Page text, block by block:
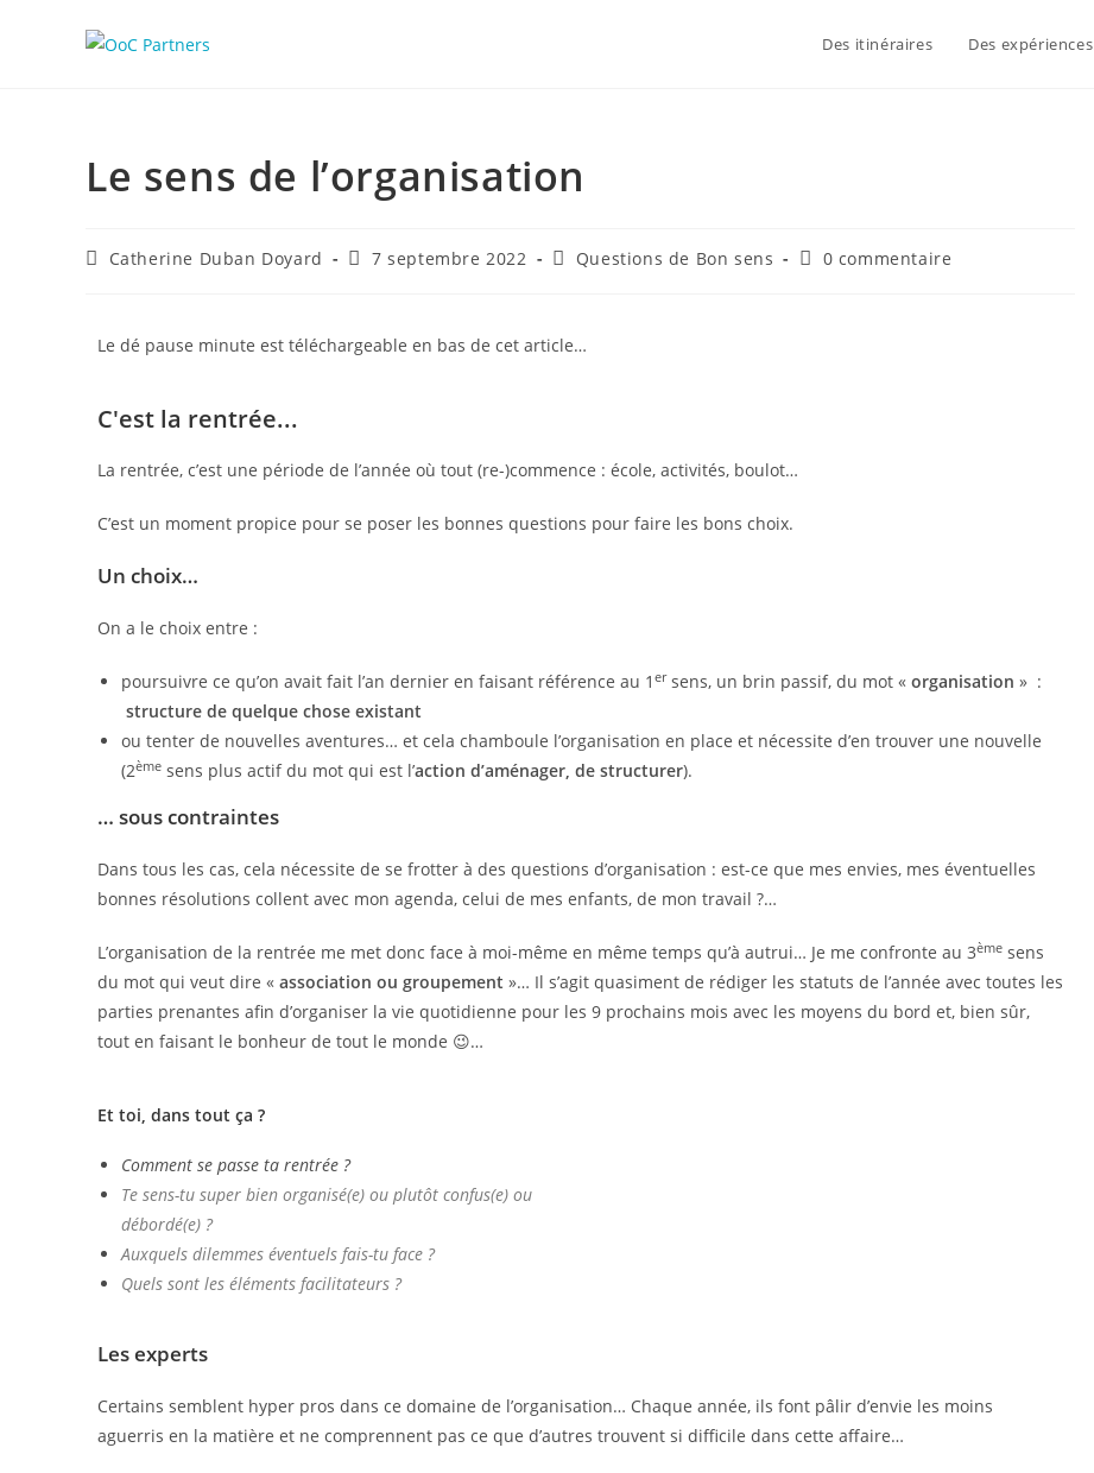
Des itinéraires Des expériences
Le sens de l’organisation
Catherine Duban Doyard 7 septembre 2022 Questions de Bon sens 0 commentaire
Le dé pause minute est téléchargeable en bas de cet article…
C'est la rentrée...
La rentrée, c’est une période de l’année où tout (re-)commence : école, activités, boulot…
C’est un moment propice pour se poser les bonnes questions pour faire les bons choix.
Un choix…
On a le choix entre :
poursuivre ce qu’on avait fait l’an dernier en faisant référence au 1 ersens, un brin passif, du mot « organisation » :
structure de quelque chose existant
ou tenter de nouvelles aventures… et cela chamboule l’organisation en place et nécessite d’en trouver une nouvelle
(2ème sens plus actif du mot qui est l’action d’aménager, de structurer).
… sous contraintes
Dans tous les cas, cela nécessite de se frotter à des questions d’organisation : est-ce que mes envies, mes éventuelles
bonnes résolutions collent avec mon agenda, celui de mes enfants, de mon travail ?…
L’organisation de la rentrée me met donc face à moi-même en même temps qu’à autrui… Je me confronte au 3ème sens
du mot qui veut dire « association ou groupement »… Il s’agit quasiment de rédiger les statuts de l’année avec toutes les
parties prenantes afin d’organiser la vie quotidienne pour les 9 prochains mois avec les moyens du bord et, bien sûr,
tout en faisant le bonheur de tout le monde 😉…
Et toi, dans tout ça ?
Comment se passe ta rentrée ?
Te sens-tu super bien organisé(e) ou plutôt confus(e) ou
débordé(e) ?
Auxquels dilemmes éventuels fais-tu face ?
Quels sont les éléments facilitateurs ?
Les experts
Certains semblent hyper pros dans ce domaine de l’organisation… Chaque année, ils font pâlir d’envie les moins
aguerris en la matière et ne comprennent pas ce que d’autres trouvent si difficile dans cette affaire…